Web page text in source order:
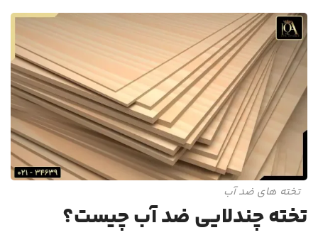
تخته های ضد آب
تخته چندلایی ضد آب چیست؟